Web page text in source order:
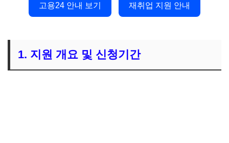
고용24 안내 보기 재취업 지원 안내
1. 지원 개요 및 신청기간